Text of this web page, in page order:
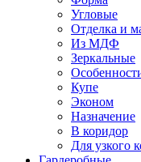
Угловые
Отделка и
Из МДФ
Зеркальные
Купе
Эконом
Назначение
В коридор
Для узкого